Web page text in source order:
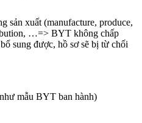
sản xuất (manufacture, produce,
…=> BYT không chấp
sung được, hồ sơ sẽ bị từ chối
mẫu BYT ban hành)